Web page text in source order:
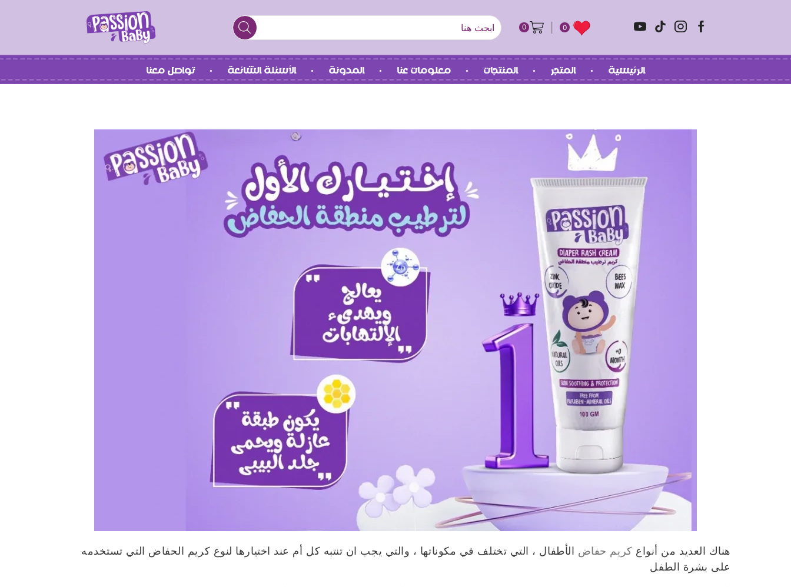
0
0
الرئيسية المتجر المنتجات معلومات عنا المدونة الأسئلة الشائعة تواصل معنا
هناك العديد من أنواع كريم حفاض الأطفال ، التي تختلف في مكوناتها ، والتي يجب ان تنتبه كل أم عند اختيارها لنوع كريم الحفاض التي تستخدمه
على بشرة الطفل